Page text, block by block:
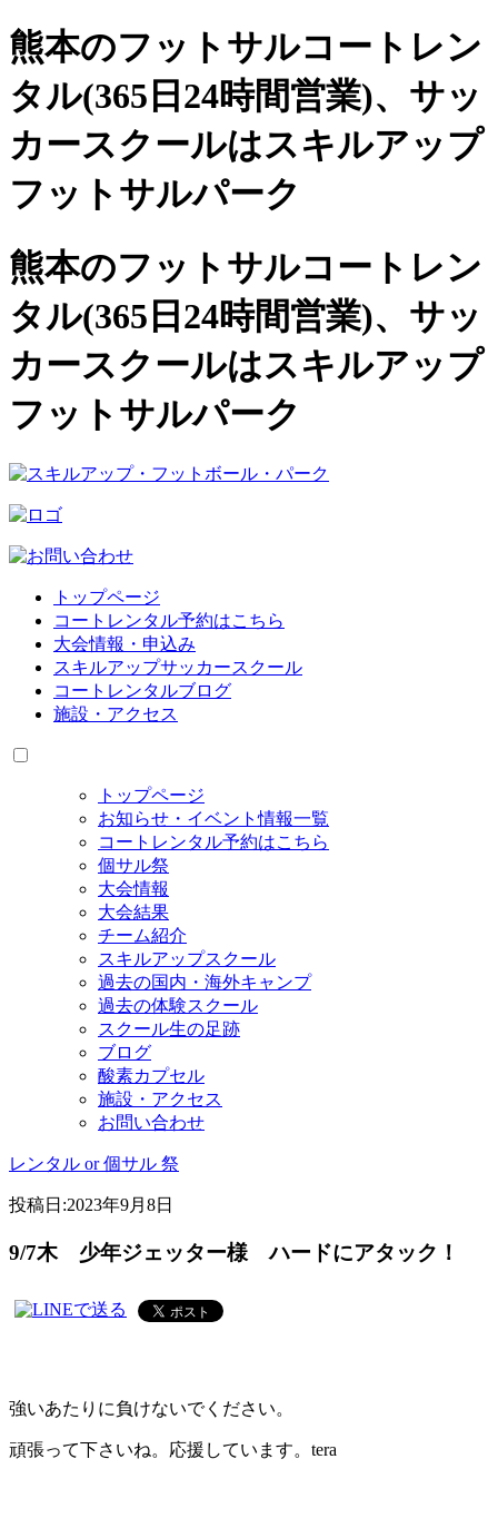
熊本のフットサルコートレン
タル(365日24時間営業)、 サッ
カースクールはスキルアップ
フットサルパーク
熊本のフットサルコートレン
タル(365日24時間営業)、サッ
カースクールはスキルアップ
フットサルパーク
トップページ
コートレンタル予約はこちら
大会情報・申込み
スキルアップサッカースクール
コートレンタルブログ
施設・アクセス
トップページ
お知らせ・イベント情報一覧
コートレンタル予約はこちら
個サル祭
大会情報
大会結果
チーム紹介
スキルアップスクール
過去の国内・海外キャンプ
過去の体験スクール
スクール生の足跡
ブログ
酸素カプセル
施設・アクセス
お問い合わせ
レンタル or 個サル 祭
投稿日:2023年9月8日
9/7木 少年ジェッター様 ハードにアタック！
強いあたりに負けないでください。
頑張って下さいね。応援しています。tera